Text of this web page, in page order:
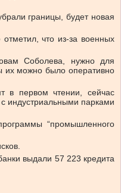
границы, будет новая
что из-за военных
Соболева, нужно для
их можно было оперативно
в первом чтении, сейчас
индустриальными парками
“промышленного
выдали 57 223 кредита